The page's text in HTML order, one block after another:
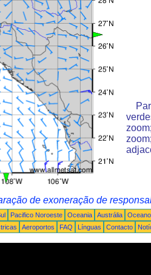
de exoneração de
Pacifico Noroeste Oceania Austrália
Aeroportos FAQ Línguas Contacto